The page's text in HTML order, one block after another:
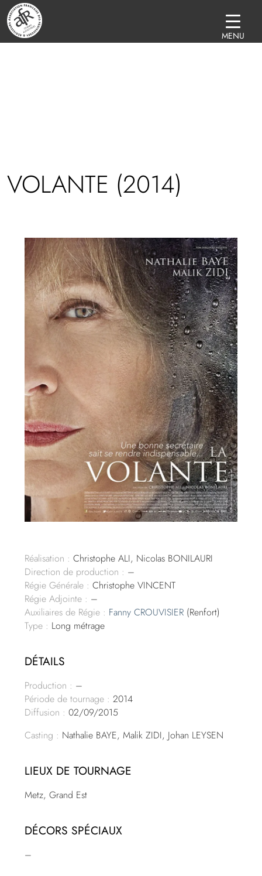
(2014)
Réalisation : Christophe ALI, Nicolas BONILAURI
Direction de production : –
Régie Générale : Christophe VINCENT
Régie Adjointe : –
Auxiliaires de Régie : Fanny CROUVISIER (Renfort)
Type : Long métrage
DÉTAILS
Production : –
Période de tournage : 2014
Diffusion : 02/09/2015
Casting : Nathalie BAYE, Malik ZIDI, Johan LEYSEN
LIEUX DE TOURNAGE
Metz, Grand Est
DÉCORS SPÉCIAUX
–
MENU